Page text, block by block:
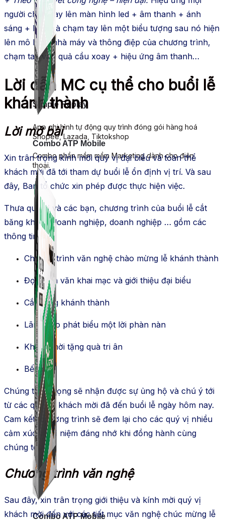
Combo ATP Mobile
Combo phần mềm mềm Marketing dành cho điện
thoại.
Simple Replay
App ghi hình tự động quy trình đóng gói hàng hoá
Shopee, Lazada, Tiktokshop
Combo ATP Mobile
người chạm tay lên màn hình led + âm thanh + ánh
sáng + khói và chạm tay lên một biểu tượng sau nó hiện
lên mô hình nhà máy và thông điệp của chương trình,
chạm tay vào quả cầu xoay + hiệu ứng âm thanh…
Lời dẫn MC cụ thể cho buổi lễ
khánh thành
Lời mở bài
Xin trân trọng kính mời quý vị đại biểu và toàn thể
khách mời đã tới tham dự buổi lễ ổn định vị trí. Và sau
đây, Ban tổ chức xin phép được thực hiện việc.
Thưa quý vị và các bạn, chương trình của buổi lễ cắt
băng khánh doanh nghiệp, doanh nghiệp … gồm các
thông tin sau:
Chương trình văn nghệ chào mừng lễ khánh thành
Đọc diễn văn khai mạc và giới thiệu đại biểu
Cắt băng khánh thành
Lãnh đạo phát biểu một lời phàn nàn
Khách mời tặng quà tri ân
Bế mạc
Chúng tôi hi vọng sẽ nhận được sự ủng hộ và chú ý tới
từ các quý vị, khách mời đã đến buổi lễ ngày hôm nay.
Cam kết, chương trình sẽ đem lại cho các quý vị nhiều
cảm xúc và kỉ niệm đáng nhớ khi đồng hành cùng
chúng tôi.
Chương trình văn nghệ
Sau đây, xin trân trọng giới thiệu và kính mời quý vị
khách mời đến với các tiết mục văn nghệ chúc mừng lễ